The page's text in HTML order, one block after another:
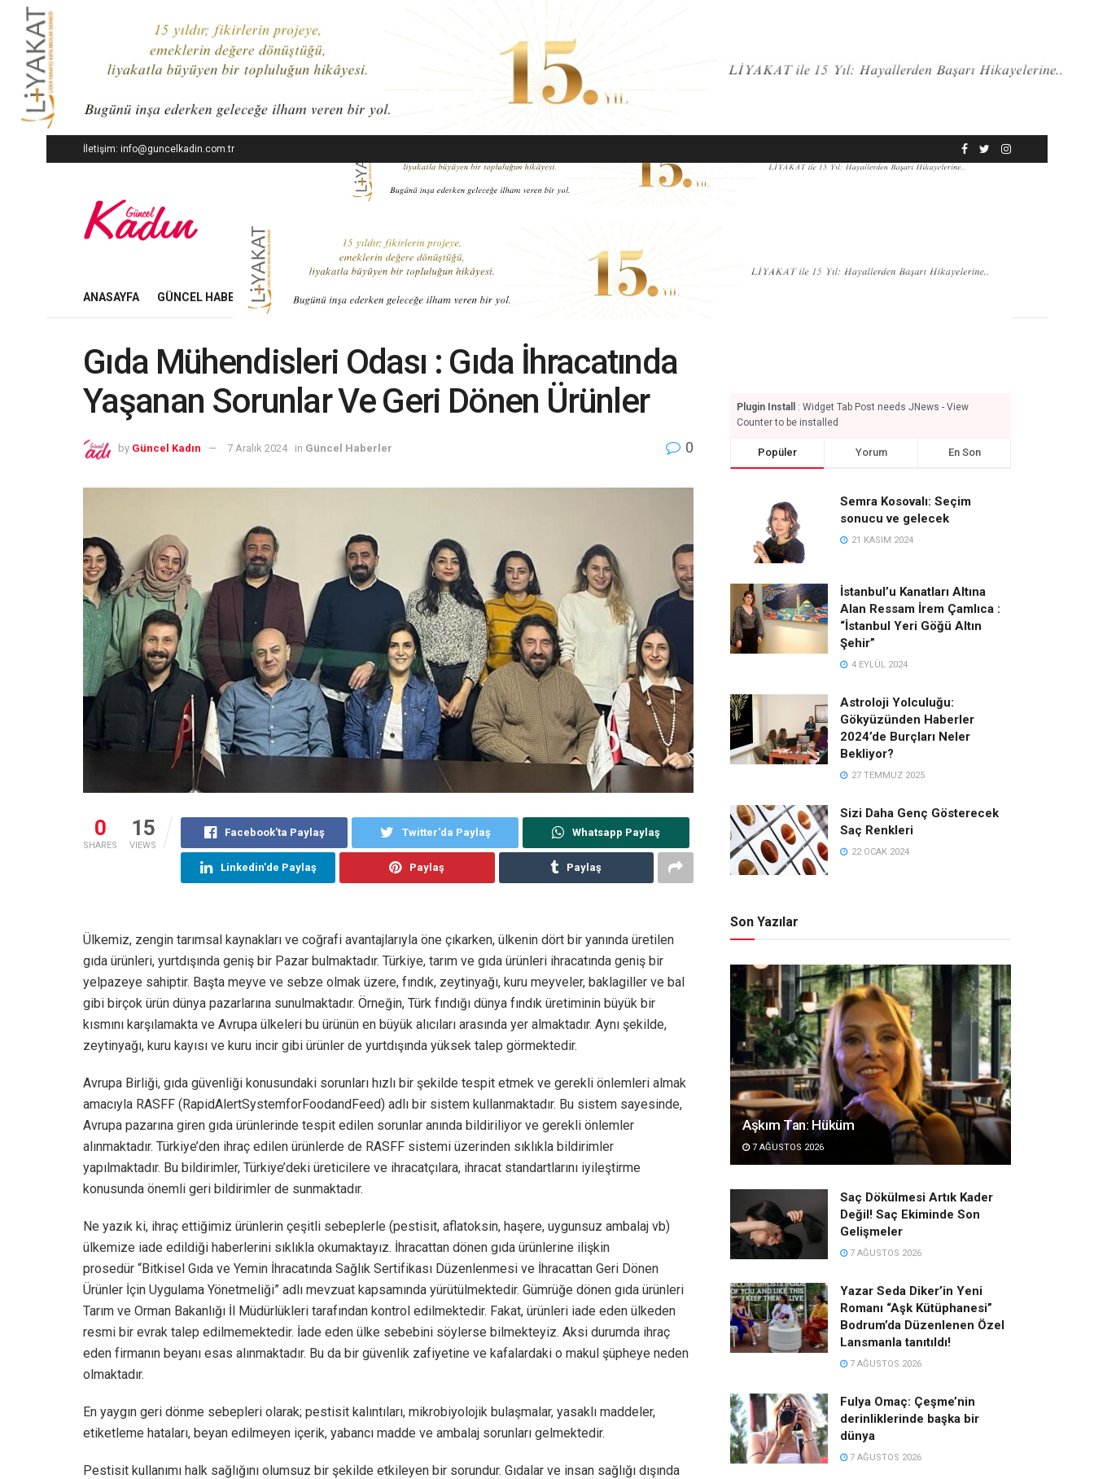
İletişim: info@guncelkadin.com.tr
ANASAYFA GÜNCEL HABERLER İŞ DÜNYASI EKONOMI MODA GÜZELLIK YAŞAM SANAT
Gıda Mühendisleri Odası : Gıda İhracatında
Yaşanan Sorunlar Ve Geri Dönen Ürünler
by Güncel Kadın 7 Aralık 2024 in Güncel Haberler 0
0
SHARES
15
VIEWS
Facebook'ta Paylaş Twitter'da Paylaş Whatsapp Paylaş
Linkedin'de Paylaş Paylaş Paylaş
Ülkemiz, zengin tarımsal kaynakları ve coğrafi avantajlarıyla öne çıkarken, ülkenin dört bir yanında üretilen
gıda ürünleri, yurtdışında geniş bir Pazar bulmaktadır. Türkiye, tarım ve gıda ürünleri ihracatında geniş bir
yelpazeye sahiptir. Başta meyve ve sebze olmak üzere, fındık, zeytinyağı, kuru meyveler, baklagiller ve bal
gibi birçok ürün dünya pazarlarına sunulmaktadır. Örneğin, Türk fındığı dünya fındık üretiminin büyük bir
kısmını karşılamakta ve Avrupa ülkeleri bu ürünün en büyük alıcıları arasında yer almaktadır. Aynı şekilde,
zeytinyağı, kuru kayısı ve kuru incir gibi ürünler de yurtdışında yüksek talep görmektedir.
Avrupa Birliği, gıda güvenliği konusundaki sorunları hızlı bir şekilde tespit etmek ve gerekli önlemleri almak
amacıyla RASFF (RapidAlertSystemforFoodandFeed) adlı bir sistem kullanmaktadır. Bu sistem sayesinde,
Avrupa pazarına giren gıda ürünlerinde tespit edilen sorunlar anında bildiriliyor ve gerekli önlemler
alınmaktadır. Türkiye’den ihraç edilen ürünlerde de RASFF sistemi üzerinden sıklıkla bildirimler
yapılmaktadır. Bu bildirimler, Türkiye’deki üreticilere ve ihracatçılara, ihracat standartlarını iyileştirme
konusunda önemli geri bildirimler de sunmaktadır.
Ne yazık ki, ihraç ettiğimiz ürünlerin çeşitli sebeplerle (pestisit, aflatoksin, haşere, uygunsuz ambalaj vb)
ülkemize iade edildiği haberlerini sıklıkla okumaktayız. İhracattan dönen gıda ürünlerine ilişkin
prosedür “Bitkisel Gıda ve Yemin İhracatında Sağlık Sertifikası Düzenlenmesi ve İhracattan Geri Dönen
Ürünler İçin Uygulama Yönetmeliği” adlı mevzuat kapsamında yürütülmektedir. Gümrüğe dönen gıda ürünleri
Tarım ve Orman Bakanlığı İl Müdürlükleri tarafından kontrol edilmektedir. Fakat, ürünleri iade eden ülkeden
resmi bir evrak talep edilmemektedir. İade eden ülke sebebini söylerse bilmekteyiz. Aksi durumda ihraç
eden firmanın beyanı esas alınmaktadır. Bu da bir güvenlik zafiyetine ve kafalardaki o makul şüpheye neden
olmaktadır.
En yaygın geri dönme sebepleri olarak; pestisit kalıntıları, mikrobiyolojik bulaşmalar, yasaklı maddeler,
etiketleme hataları, beyan edilmeyen içerik, yabancı madde ve ambalaj sorunları gelmektedir.
Pestisit kullanımı halk sağlığını olumsuz bir şekilde etkileyen bir sorundur. Gıdalar ve insan sağlığı dışında
Plugin Install
: Widget Tab Post needs JNews - View
Counter to be installed
Popüler Yorum En Son
Semra Kosovalı: Seçim
sonucu ve gelecek
21 KASIM 2024
İstanbul’u Kanatları Altına
Alan Ressam İrem Çamlıca :
“İstanbul Yeri Göğü Altın
Şehir”
4 EYLÜL 2024
Astroloji Yolculuğu:
Gökyüzünden Haberler
2024’de Burçları Neler
Bekliyor?
27 TEMMUZ 2025
Sizi Daha Genç Gösterecek
Saç Renkleri
22 OCAK 2024
Son Yazılar
Aşkım Tan: Hüküm
7 AĞUSTOS 2026
Saç Dökülmesi Artık Kader
Değil! Saç Ekiminde Son
Gelişmeler
7 AĞUSTOS 2026
Yazar Seda Diker’in Yeni
Romanı “Aşk Kütüphanesi”
Bodrum’da Düzenlenen Özel
Lansmanla tanıtıldı!
7 AĞUSTOS 2026
Fulya Omaç: Çeşme’nin
derinliklerinde başka bir
dünya
7 AĞUSTOS 2026